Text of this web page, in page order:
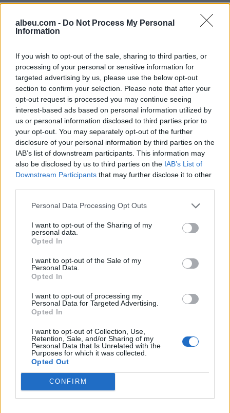
albeu.com - Do Not Process My Personal
Information
If you wish to opt-out of the sale, sharing to third parties, or
processing of your personal or sensitive information for
targeted advertising by us, please use the below opt-out
section to confirm your selection. Please note that after your
opt-out request is processed you may continue seeing
interest-based ads based on personal information utilized by
us or personal information disclosed to third parties prior to
your opt-out. You may separately opt-out of the further
disclosure of your personal information by third parties on the
IAB’s list of downstream participants. This information may
also be disclosed by us to third parties on the IAB’s List of
Downstream Participants that may further disclose it to other
Personal Data Processing Opt Outs
I want to opt-out of the Sharing of my
personal data.
Opted In
I want to opt-out of the Sale of my
Personal Data.
Opted In
I want to opt-out of processing my
Personal Data for Targeted Advertising.
Opted In
I want to opt-out of Collection, Use,
Retention, Sale, and/or Sharing of my
Personal Data that Is Unrelated with the
Purposes for which it was collected.
Opted Out
CONFIRM
Shtuarmë 2.08.2023 21:54
Tags:
albeu , besimtaret , denim ,
SHBA , vrsesi
Panik në Torino, automjeti
godet disa persona pranë
gjendje të rëndë
Tërmeti 7.4 ballë godet
pjesë spitalesh; SHBA
Ukraina paralajmëron
sulm të mundshëm me
200 raketa, pas ofensivës
së rëndë me dronë në
FOTO/ Tërmeti 7.4 ballë
viktimave arrin në 26.